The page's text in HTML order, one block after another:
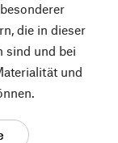
die in dieser
sind und bei
und